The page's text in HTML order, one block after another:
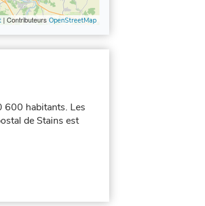
| Contributeurs OpenStreetMap
600 habitants. Les
de Stains est